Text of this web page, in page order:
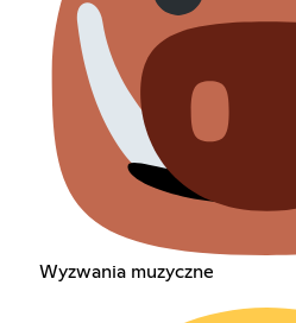
Wyzwania muzyczne